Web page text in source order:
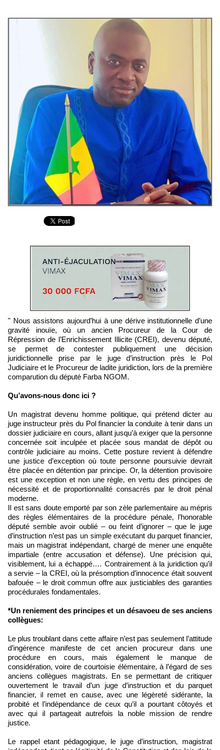
" Nous assistons aujourd’hui à une dérive institutionnelle d’une
gravité inouïe, où un ancien Procureur de la Cour de
Répression de l’Enrichissement Illicite (CREI), devenu député,
se permet de contester publiquement une décision
juridictionnelle prise par le juge d’instruction près le Pol
Judiciaire et le Procureur de ladite juridiction, lors de la première
comparution du député Farba NGOM.
Qu’avons-nous donc ici ?
Un magistrat devenu homme politique, qui prétend dicter au
juge instructeur près du Pol financier la conduite à tenir dans un
dossier judiciaire en cours, allant jusqu’à exiger que la personne
concernée soit inculpée et placée sous mandat de dépôt ou
contrôle judiciaire au moins. Cette posture revient à défendre
une justice d’exception où toute personne poursuivie devrait
être placée en détention par principe. Or, la détention provisoire
est une exception et non une règle, en vertu des principes de
nécessité et de proportionnalité consacrés par le droit pénal
moderne.
Il est sans doute emporté par son zèle parlementaire au mépris
des règles élémentaires de la procédure pénale, l’honorable
député semble avoir oublié – ou feint d’ignorer – que le juge
d’instruction n’est pas un simple exécutant du parquet financier,
mais un magistrat indépendant, chargé de mener une enquête
impartiale (entre accusation et défense). Une précision qui,
visiblement, lui a échappé…. Contrairement à la juridiction qu’il
a servie – la CREI, où la présomption d’innocence était souvent
bafouée – le droit commun offre aux justiciables des garanties
procédurales fondamentales.
*Un reniement des principes et un désavoeu de ses anciens
collègues:
Le plus troublant dans cette affaire n’est pas seulement l’attitude
d’ingérence manifeste de cet ancien procureur dans une
procédure en cours, mais également le manque de
considération, voire de courtoisie élémentaire, à l’égard de ses
anciens collègues magistrats. En se permettant de critiquer
ouvertement le travail d’un juge d’instruction et du parquet
financier, il remet en cause, avec une légèreté sidérante, la
probité et l’indépendance de ceux qu’il a pourtant côtoyés et
avec qui il partageait autrefois la noble mission de rendre
justice.
Le rappel etant pédagogique, le juge d’instruction, magistrat